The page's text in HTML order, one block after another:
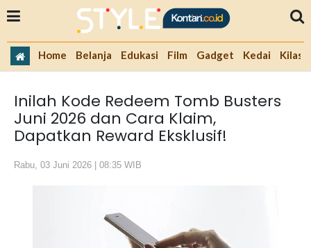
Home Belanja Edukasi Film Gadget Kedai Kilas
Inilah Kode Redeem Tomb Busters
Juni 2026 dan Cara Klaim,
Dapatkan Reward Eksklusif!
Rabu, 03 Juni 2026 | 08:35 WIB